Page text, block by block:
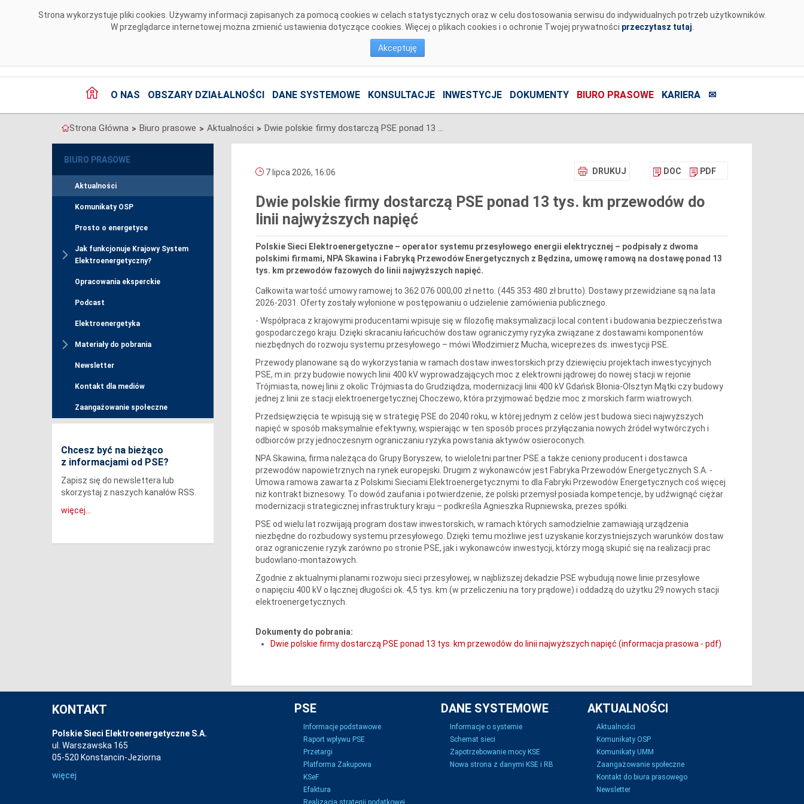
Strona wykorzystuje pliki cookies. Używamy informacji zapisanych za pomocą cookies w celach statystycznych oraz w celu dostosowania serwisu do indywidualnych potrzeb użytkowników.
W przeglądarce internetowej można zmienić ustawienia dotyczące cookies. Więcej o plikach cookies i o ochronie Twojej prywatności przeczytasz tutaj
Akceptuję
O NAS OBSZARY DZIAŁALNOŚCI DANE SYSTEMOWE KONSULTACJE INWESTYCJE DOKUMENTY BIURO PRASOWE KARIERA ✉
Strona Główna > Biuro prasowe > Aktualności > Dwie polskie firmy dostarczą PSE ponad 13 tys. km przewodów do linii najwyższych napięć
BIURO PRASOWE
Aktualności
Komunikaty OSP
Prosto o energetyce
Jak funkcjonuje Krajowy System
Elektroenergetyczny?
Opracowania eksperckie
Podcast
Elektroenergetyka
Materiały do pobrania
Newsletter
Kontakt dla mediów
Zaangażowanie społeczne
Chcesz być na bieżąco
z informacjami od PSE?
Zapisz się do newslettera lub
skorzystaj z naszych kanałów RSS.
więcej...
DRUKUJ DOC PDF
7 lipca 2026, 16:06
Dwie polskie firmy dostarczą PSE ponad 13 tys. km przewodów do
linii najwyższych napięć
Polskie Sieci Elektroenergetyczne – operator systemu przesyłowego energii elektrycznej – podpisały z dwoma
polskimi firmami, NPA Skawina i Fabryką Przewodów Energetycznych z Będzina, umowę ramową na dostawę ponad 13
tys. km przewodów fazowych do linii najwyższych napięć.
Całkowita wartość umowy ramowej to 362 076 000,00 zł netto. (445 353 480 zł brutto). Dostawy przewidziane są na lata
2026-2031. Oferty zostały wyłonione w postępowaniu o udzielenie zamówienia publicznego.
- Współpraca z krajowymi producentami wpisuje się w filozofię maksymalizacji local content i budowania bezpieczeństwa
gospodarczego kraju. Dzięki skracaniu łańcuchów dostaw ograniczymy ryzyka związane z dostawami komponentów
niezbędnych do rozwoju systemu przesyłowego – mówi Włodzimierz Mucha, wiceprezes ds. inwestycji PSE.
Przewody planowane są do wykorzystania w ramach dostaw inwestorskich przy dziewięciu projektach inwestycyjnych
PSE, m.in. przy budowie nowych linii 400 kV wyprowadzających moc z elektrowni jądrowej do nowej stacji w rejonie
Trójmiasta, nowej linii z okolic Trójmiasta do Grudziądza, modernizacji linii 400 kV Gdańsk Błonia-Olsztyn Mątki czy budowy
jednej z linii ze stacji elektroenergetycznej Choczewo, która przyjmować będzie moc z morskich farm wiatrowych.
Przedsięwzięcia te wpisują się w strategię PSE do 2040 roku, w której jednym z celów jest budowa sieci najwyższych
napięć w sposób maksymalnie efektywny, wspierając w ten sposób proces przyłączania nowych źródeł wytwórczych i
odbiorców przy jednoczesnym ograniczaniu ryzyka powstania aktywów osieroconych.
NPA Skawina, firma należąca do Grupy Boryszew, to wieloletni partner PSE a także ceniony producent i dostawca
przewodów napowietrznych na rynek europejski. Drugim z wykonawców jest Fabryka Przewodów Energetycznych S.A. -
Umowa ramowa zawarta z Polskimi Sieciami Elektroenergetycznymi to dla Fabryki Przewodów Energetycznych coś więcej
niż kontrakt biznesowy. To dowód zaufania i potwierdzenie, że polski przemysł posiada kompetencje, by udźwignąć ciężar
modernizacji strategicznej infrastruktury kraju – podkreśla Agnieszka Rupniewska, prezes spółki.
PSE od wielu lat rozwijają program dostaw inwestorskich, w ramach których samodzielnie zamawiają urządzenia
niezbędne do rozbudowy systemu przesyłowego. Dzięki temu możliwe jest uzyskanie korzystniejszych warunków dostaw
oraz ograniczenie ryzyk zarówno po stronie PSE, jak i wykonawców inwestycji, którzy mogą skupić się na realizacji prac
budowlano-montażowych.
Zgodnie z aktualnymi planami rozwoju sieci przesyłowej, w najbliższej dekadzie PSE wybudują nowe linie przesyłowe
o napięciu 400 kV o łącznej długości ok. 4,5 tys. km (w przeliczeniu na tory prądowe) i oddadzą do użytku 29 nowych stacji
elektroenergetycznych.
Dokumenty do pobrania:
Dwie polskie firmy dostarczą PSE ponad 13 tys. km przewodów do linii najwyższych napięć (informacja prasowa - pdf)
KONTAKT
Polskie Sieci Elektroenergetyczne S.A.
ul. Warszawska 165
05-520 Konstancin-Jeziorna
więcej
PSE
Informacje podstawowe
Raport wpływu PSE
Przetargi
Platforma Zakupowa
KSeF
Efaktura
Realizacja strategii podatkowej
DANE SYSTEMOWE
Informacje o systemie
Schemat sieci
Zapotrzebowanie mocy KSE
Nowa strona z danymi KSE i RB
AKTUALNOŚCI
Aktualności
Komunikaty OSP
Komunikaty UMM
Zaangażowanie społeczne
Kontakt do biura prasowego
Newsletter